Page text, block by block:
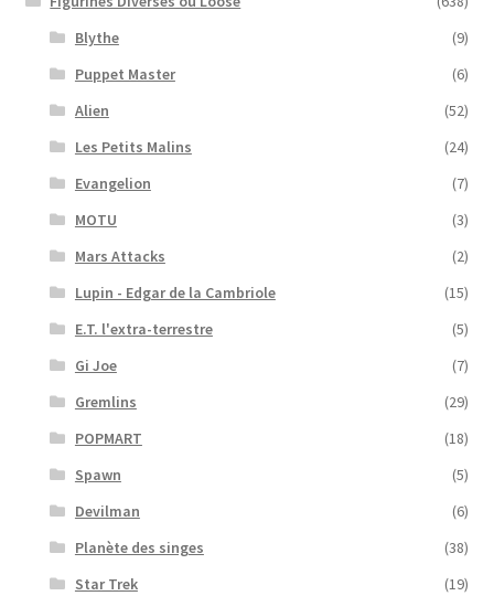
Blythe
(9)
Puppet Master
(6)
Alien
(52)
Les Petits Malins
(24)
Evangelion
(7)
MOTU
(3)
Mars Attacks
(2)
Lupin - Edgar de la Cambriole
(15)
E.T. l'extra-terrestre
(5)
Gi Joe
(7)
Gremlins
(29)
POPMART
(18)
Spawn
(5)
Devilman
(6)
Planète des singes
(38)
Star Trek
(19)